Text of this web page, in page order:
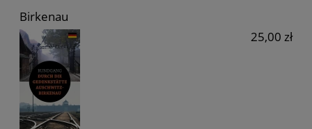
Birkenau
25,00 zł